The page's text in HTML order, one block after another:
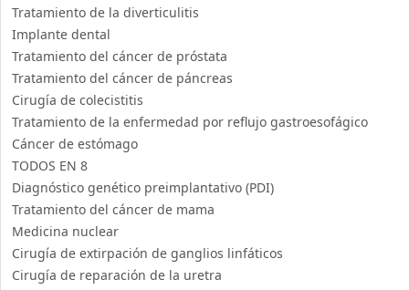
Tratamiento de la diverticulitis
Implante dental
Tratamiento del cáncer de próstata
Tratamiento del cáncer de páncreas
Cirugía de colecistitis
Tratamiento de la enfermedad por reflujo gastroesofágico
Cáncer de estómago
TODOS EN 8
Diagnóstico genético preimplantativo (PDI)
Tratamiento del cáncer de mama
Medicina nuclear
Cirugía de extirpación de ganglios linfáticos
Cirugía de reparación de la uretra